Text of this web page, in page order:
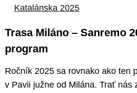
Katalánska 2025
Trasa Miláno – Sanremo
program
Ročník 2025 sa rovnako ako ten
v Pavii južne od Milána. Trať nás